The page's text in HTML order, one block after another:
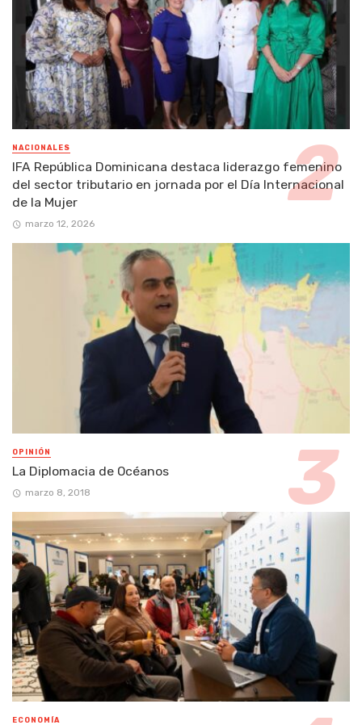
NACIONALES
IFA República Dominicana destaca liderazgo femenino
del sector tributario en jornada por el Día Internacional
de la Mujer
marzo 12, 2026
OPINIÓN
La Diplomacia de Océanos
marzo 8, 2018
ECONOMÍA